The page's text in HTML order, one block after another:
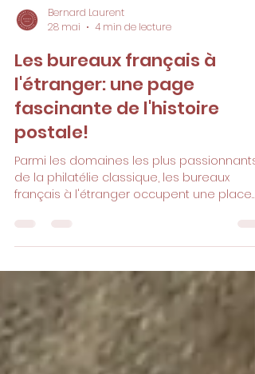
28 mai
4 min de lecture
Les bureaux français à
l'étranger: une page
fascinante de l'histoire
postale!
de choix au sein de l'Histoire Postale.
Témoins de l'influence commerciale,
diplomatique et maritime de la France au
XIXe siècle et au début du XXe siècle, ces
lettres anciennes et timbres anciens de
collection offrent aux collectionneurs un